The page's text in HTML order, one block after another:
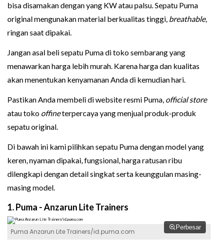
bisa disamakan dengan yang KW atau palsu. Sepatu Puma
original mengunakan material berkualitas tinggi, breathable,
ringan saat dipakai.
Jangan asal beli sepatu Puma di toko sembarang yang
menawarkan harga lebih murah. Karena harga dan kualitas
akan menentukan kenyamanan Anda di kemudian hari.
Pastikan Anda membeli di website resmi Puma, official store
atau toko offineterpercaya yang menjual produk-produk
sepatu original.
Di bawah ini kami pilihkan sepatu Puma dengan model yang
keren, nyaman dipakai, fungsional, harga ratusan ribu
dilengkapi dengan detail singkat serta keunggulan masing-
masing model.
1. Puma - Anzarun Lite Trainers
Perbesar
Puma Anzarun Lite Trainers/id.puma.com